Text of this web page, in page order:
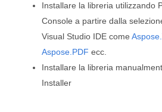
Installare la libreria utilizzando
Console a partire dalla
Visual Studio IDE come
Aspose.PDF ecc.
Installare la libreria
Installer